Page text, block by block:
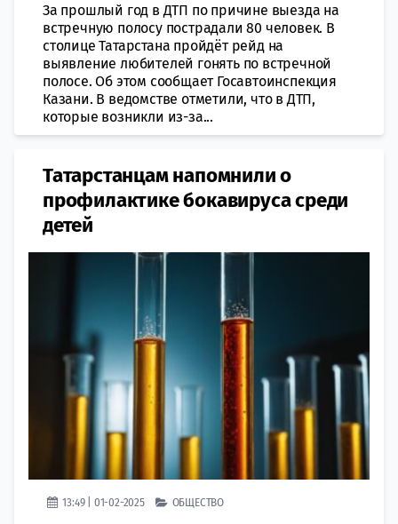
За прошлый год в ДТП по причине выезда на
встречную полосу пострадали 80 человек. В
столице Татарстана пройдёт рейд на
выявление любителей гонять по встречной
полосе. Об этом сообщает Госавтоинспекция
Казани. В ведомстве отметили, что в ДТП,
которые возникли из-за...
Татарстанцам напомнили о
профилактике бокавируса среди
детей
13:49 | 01-02-2025 ОБЩЕСТВО